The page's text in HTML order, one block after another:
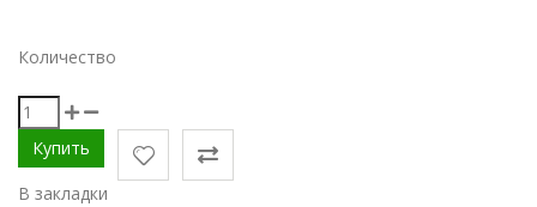
Количество
В закладки